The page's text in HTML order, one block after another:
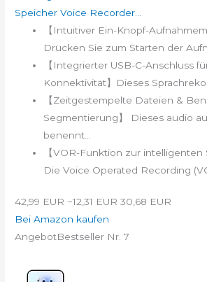
Speicher Voice Recorder...
【Intuitiver Ein-Knopf-
Drücken Sie zum Starten der
【Integrierter USB-C-Anschluss
Konnektivität】Dieses
【Zeitgestempelte Dateien &
Segmentierung】 Dieses audio
benennt...
【VOR-Funktion zur intelligenten
Die Voice Operated Recording
42,99 EUR −12,31 EUR 30,68 EUR
Bei Amazon kaufen
AngebotBestseller Nr. 7